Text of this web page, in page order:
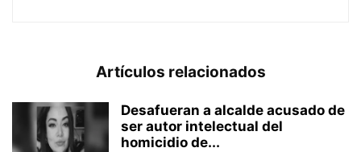
Artículos relacionados
Desafueran a alcalde acusado de
ser autor intelectual del
homicidio de...